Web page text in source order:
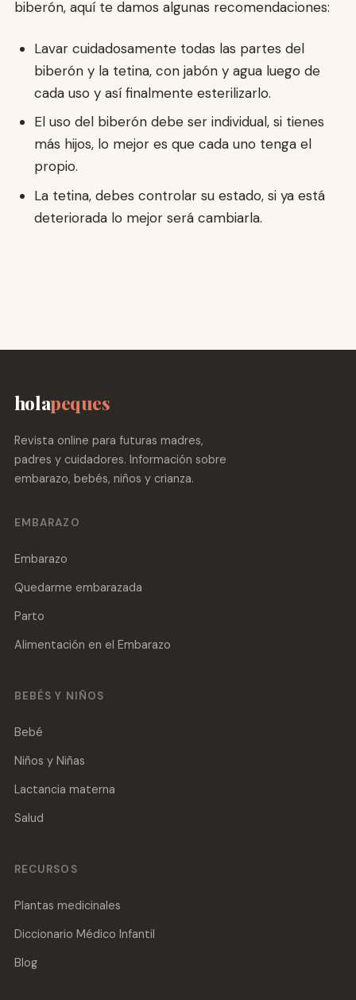
biberón, aquí te damos algunas recomendaciones:
Lavar cuidadosamente todas las partes del
biberón y la tetina, con jabón y agua luego de
cada uso y así finalmente esterilizarlo.
El uso del biberón debe ser individual, si tienes
más hijos, lo mejor es que cada uno tenga el
propio.
La tetina, debes controlar su estado, si ya está
deteriorada lo mejor será cambiarla.
holapeques
Revista online para futuras madres,
padres y cuidadores. Información sobre
embarazo, bebés, niños y crianza.
EMBARAZO
Embarazo
Quedarme embarazada
Parto
Alimentación en el Embarazo
BEBÉS Y NIÑOS
Bebé
Niños y Niñas
Lactancia materna
Salud
RECURSOS
Plantas medicinales
Diccionario Médico Infantil
Blog